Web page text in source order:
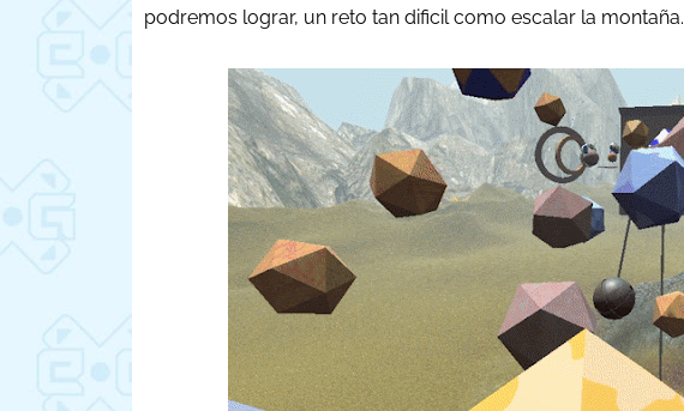
podremos lograr, un reto tan dificil como escalar la montaña.